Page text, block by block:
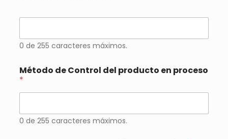
9
M
e
o
d
g
0 de 255 caracteres máximos.
Método de Control del producto en proceso
*
0 de 255 caracteres máximos.